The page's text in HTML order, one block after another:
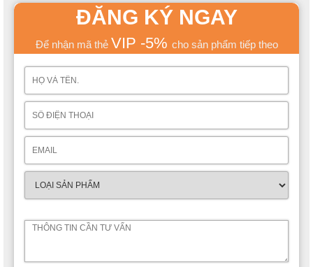
ĐĂNG KÝ NGAY
Để nhận mã thẻ VIP -5% cho sản phẩm tiếp theo